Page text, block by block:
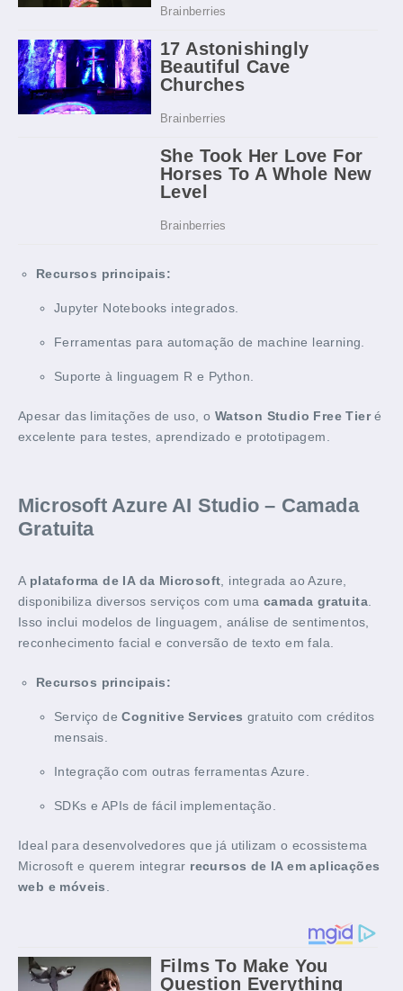
Recursos principais:
Jupyter Notebooks integrados.
Ferramentas para automação de machine learning.
Suporte à linguagem R e Python.
Apesar das limitações de uso, o Watson Studio Free Tieré
excelente para testes, aprendizado e prototipagem.
Microsoft Azure AI Studio – Camada
Gratuita
A plataforma de IA da Microsoft , integrada ao Azure,
disponibiliza diversos serviços com uma camada gratuita
Isso inclui modelos de linguagem, análise de sentimentos,
reconhecimento facial e conversão de texto em fala.
Recursos principais:
Serviço deCognitive Services gratuito com créditos
mensais.
Integração com outras ferramentas Azure.
SDKs e APIs de fácil implementação.
Ideal para desenvolvedores que já utilizam o ecossistema
Microsoft e querem integrar recursos de IA em aplicações
web e móveis